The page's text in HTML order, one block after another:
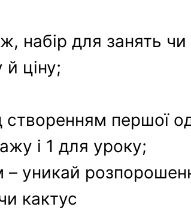
набір для занять чи
й ціну;
створенням першої
і 1 для уроку;
– уникай
кактус